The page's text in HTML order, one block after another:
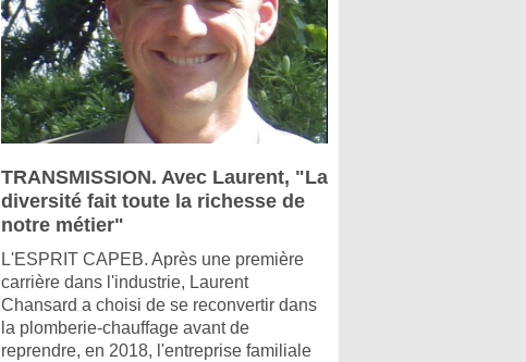
TRANSMISSION. Avec Laurent, "La
diversité fait toute la richesse de
notre métier"
L'ESPRIT CAPEB. Après une première
carrière dans l'industrie, Laurent
Chansard a choisi de se reconvertir dans
la plomberie-chauffage avant de
reprendre, en 2018, l'entreprise familiale